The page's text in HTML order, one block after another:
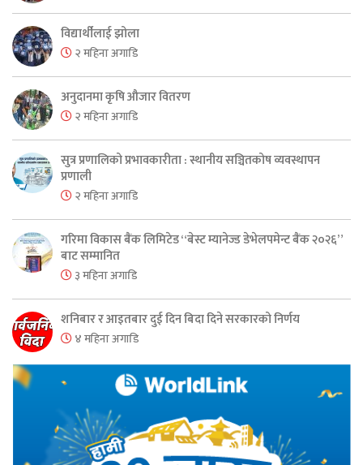
विद्यार्थीलाई झोला
२ महिना अगाडि
अनुदानमा कृषि औजार वितरण
२ महिना अगाडि
सुत्र प्रणालिको प्रभावकारीता : स्थानीय सञ्चितकोष व्यवस्थापन
प्रणाली
२ महिना अगाडि
गरिमा विकास बैंक लिमिटेड “बेस्ट म्यानेज्ड डेभेलपमेन्ट बैंक २०२६”
बाट सम्मानित
३ महिना अगाडि
शनिबार र आइतबार दुई दिन बिदा दिने सरकारको निर्णय
४ महिना अगाडि